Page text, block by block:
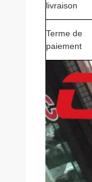
livraison
Terme de
paiement